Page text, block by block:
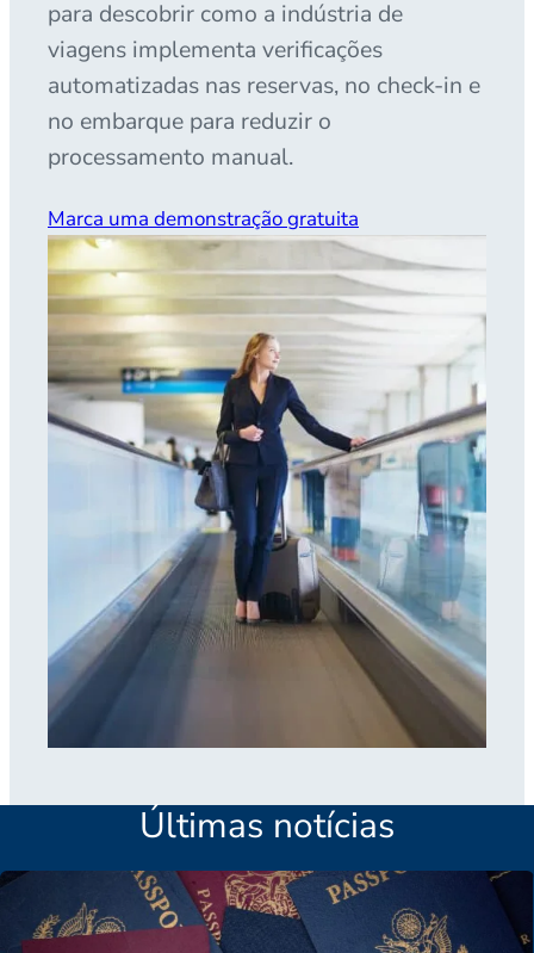
para descobrir como a indústria de
viagens implementa verificações
automatizadas nas reservas, no check-in e
no embarque para reduzir o
processamento manual.
Marca uma demonstração gratuita
Últimas notícias